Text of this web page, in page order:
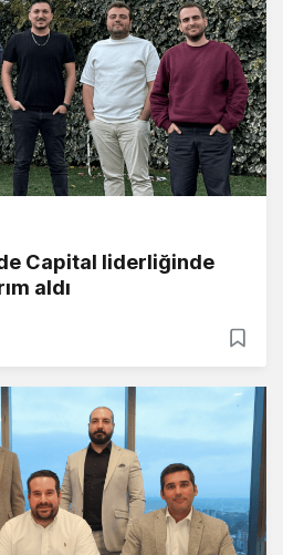
Capital liderliğinde
aldı